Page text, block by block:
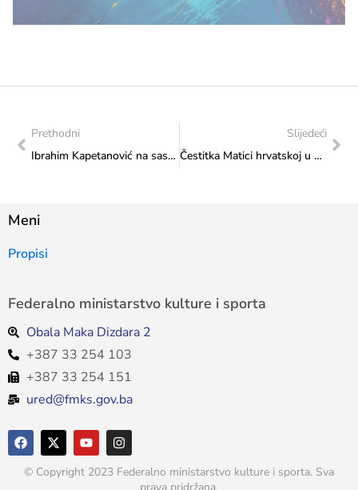
Prethodni
Ibrahim Kapetanović na sastanku u Ministarstvu
Slijedeći
Čestitka Matici hrvatskoj u Sarajevu povodom završnog programa manifestacije Dani Matice hrvatske u Sarajevu
Meni
Propisi
Federalno ministarstvo kulture i sporta
Obala Maka Dizdara 2
+387 33 254 103
+387 33 254 151
ured@fmks.gov.ba
© Copyright 2023 Federalno ministarstvo kulture i sporta. Sva